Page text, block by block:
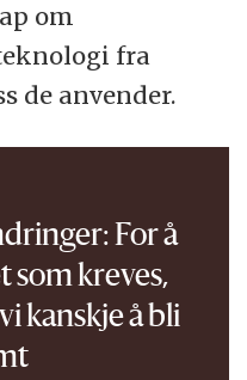
om
fra
de anvender.
For å
som kreves,
kanskje å bli